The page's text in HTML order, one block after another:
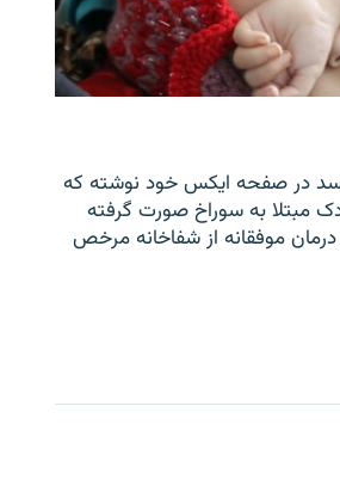
اداره روز شنبه ۱۷ اسد در صفحه ایکس خود نوشته که
عملیات ۲۸ کودک مبتلا به سوراخ صورت گرفته
از درمان موفقانه از شفاخانه مرخص